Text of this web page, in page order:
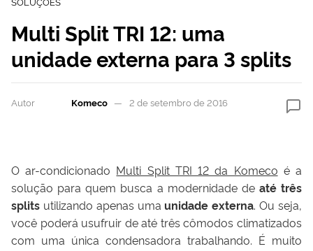
Multi Split TRI 12: uma
unidade externa para 3 splits
Autor Komeco 2 de setembro de 2016
O ar-condicionado Multi Split TRI 12 da Komeco é a
solução para quem busca a modernidade de até três
splits utilizando apenas uma unidade externa. Ou seja,
você poderá usufruir de até três cômodos climatizados
com uma única condensadora trabalhando. É muito